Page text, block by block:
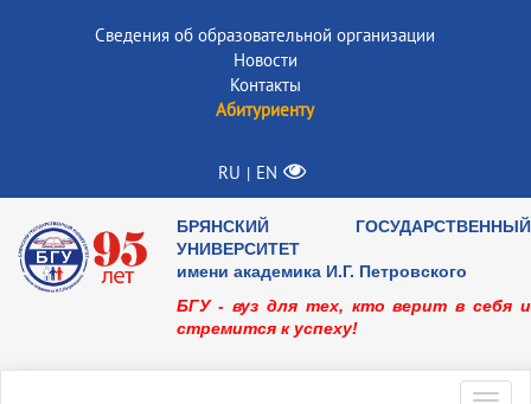
Сведения об образовательной организации
Новости
Контакты
Абитуриенту
RU | EN
БРЯНСКИЙ ГОСУДАРСТВЕННЫЙ
УНИВЕРСИТЕТ
имени академика И.Г. Петровского
БГУ - вуз для тех, кто верит в себя и
стремится к успеху!